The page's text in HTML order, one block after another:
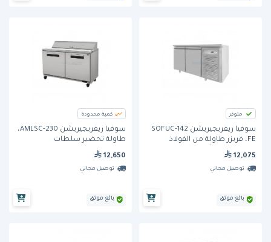
متوفر
سوفيا ريفريجيريشن SOFUC-142
FE، فريزر طاولة من الفولاذ
المقاوم للصدأ، ببابين
12,075
توصيل مجاني
بائع موثق
كمية محدودة
سوفيا ريفريجيريشن AMLSC-230،
طاولة تحضير سلطات
وسندويتشات، ببابين
12,650
توصيل مجاني
بائع موثق